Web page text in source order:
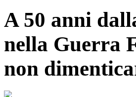
A 50 anni
nella Guerra
non